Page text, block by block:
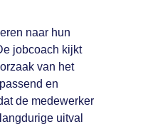
naar hun
jobcoach kijkt
van het
en
de medewerker
uitval